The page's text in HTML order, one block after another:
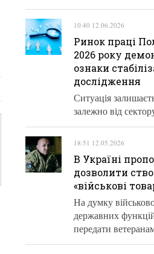
10:40 12.06.2026
Ринок праці
2026 року
ознаки
дослідження
Ситуація
залежно від
18:51 12.05.2026
В Україні
дозволити
«військові
На думку
державних
передати